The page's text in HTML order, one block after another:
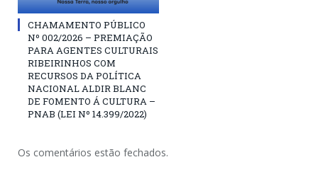
CHAMAMENTO PÚBLICO
Nº 002/2026 – PREMIAÇÃO
PARA AGENTES CULTURAIS
RIBEIRINHOS COM
RECURSOS DA POLÍTICA
NACIONAL ALDIR BLANC
DE FOMENTO Á CULTURA –
PNAB (LEI Nº 14.399/2022)
Os comentários estão fechados.